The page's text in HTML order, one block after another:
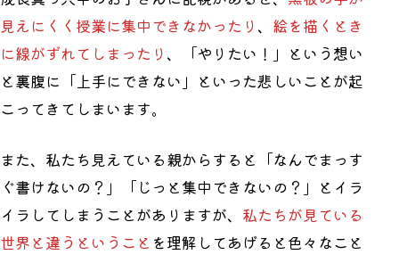
見えにくく授業に集中できなかったり 、 絵を描くとき
に線がずれてしまったり 、「やりたい！」という想い
と裏腹に「上手にできない」といった悲しいことが起
こってきてしまいます。
また、私たち見えている親からすると「なんでまっす
ぐ書けないの？」「じっと集中できないの？」とイラ
イラしてしまうことがありますが、 私たちが見ている
世界と違うということ を理解してあげると色々なこと